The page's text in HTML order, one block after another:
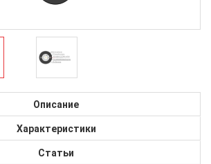
Описание
Характеристики
Статьи